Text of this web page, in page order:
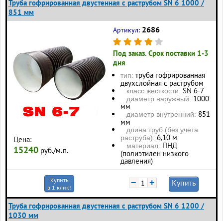
Труба гофрированная двустенная с раструбом SN 6 1000 /
851 мм
Цена:
15240 руб./м.п.
Артикул: 2686
Под заказ. Срок поставки 1-3
дня
тип: труба гофрированная
двухслойная с раструбом
класс жесткости: SN 6-7
диаметр наружный: 1000
мм
диаметр внутренний: 851
мм
длина труб (без учета
раструба): 6,10 м
материал: ПНД
(полиэтилен низкого
давления)
Купить
в 1 клик!
− + Купить
Труба гофрированная двустенная с раструбом SN 6 1200 /
1030 мм